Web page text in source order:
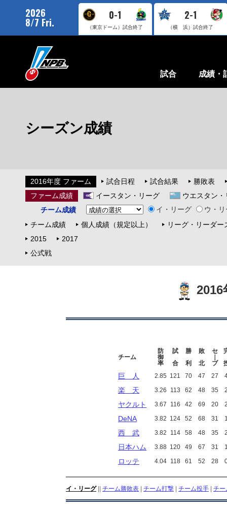
2026
8/7 Fri.
0-1
（東京ドーム）試合終了
2-1
（横 浜）試合終了
試合 成績・
シーズン成績
2016年度 ファーム 試合日程 試合結果
勝敗表
ファーム成績
イースタン・リーグ
ウエスタン・
チーム成績
イ・リーグ
ウ・
チーム成績
個人成績（規定以上）
リーグ・リーダー
2015
2017
公式戦
チーム
防
御
率
試
合
勝
利
敗
北
セ
ブ
巨 人 2.85 121 70 47 27
楽 天 3.26 113 62 48 35
ヤクルト 3.67 116 42 69 20
DeNA 3.82 124 52 68 31
西 武 3.82 114 58 48 35
日本ハム 3.88 120 49 67 31
ロッテ 4.04 118 61 52 28
イ・リーグ|| チーム勝敗表 チーム打撃 チーム投手 チー